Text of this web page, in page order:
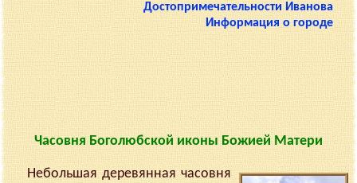
Достопримечательности Иванова
Информация о городе
Часовня Боголюбской иконы Божией Матери
Небольшая деревянная часовня